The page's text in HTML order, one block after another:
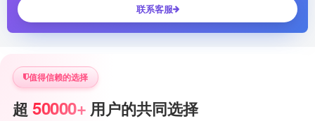
联系客服
值得信赖的选择
超50000+ 用户的共同选择